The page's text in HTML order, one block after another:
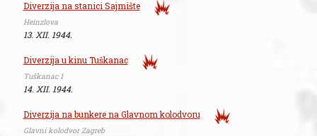
Diverzija na stanici Sajmište
Heinzlova
13. XII. 1944.
Diverzija u kinu Tuškanac
Tuškanac 1
14. XII. 1944.
Diverzija na bunkere na Glavnom kolodvoru
Glavni kolodvor Zagreb